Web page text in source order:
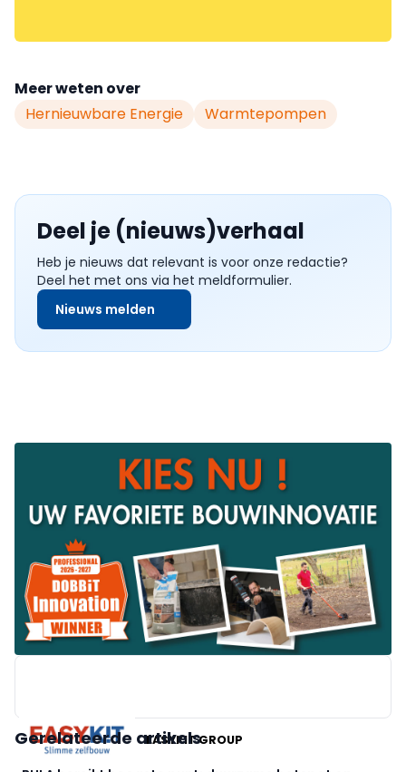
Meer weten over
Hernieuwbare Energie
Warmtepompen
Deel je (nieuws)verhaal
Heb je nieuws dat relevant is voor onze redactie?
Deel het met ons via het meldformulier.
Nieuws melden
EASYKIT GROUP
Gerelateerde artikels